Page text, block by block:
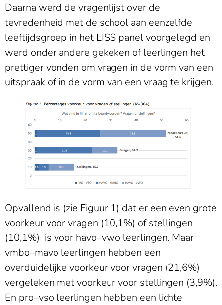
Daarna werd de vragenlijst over de
tevredenheid met de school aan eenzelfde
leeftijdsgroep in het LISS panel voorgelegd en
werd onder andere gekeken of leerlingen het
prettiger vonden om vragen in de vorm van een
uitspraak of in de vorm van een vraag te krijgen.
Opvallend is (zie Figuur 1) dat er een even grote
voorkeur voor vragen (10,1%) of stellingen
(10,1%) is voor havo–vwo leerlingen. Maar
vmbo–mavo leerlingen hebben een
overduidelijke voorkeur voor vragen (21,6%)
vergeleken met voorkeur voor stellingen (3,9%).
En pro–vso leerlingen hebben een lichte